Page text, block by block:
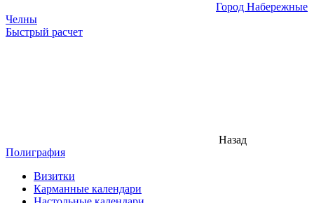
Город Набережные
Челны
Быстрый расчет
Назад
Полиграфия
Визитки
Карманные календари